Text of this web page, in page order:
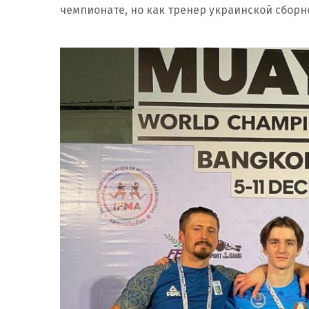
чемпионате, но как тренер украинской